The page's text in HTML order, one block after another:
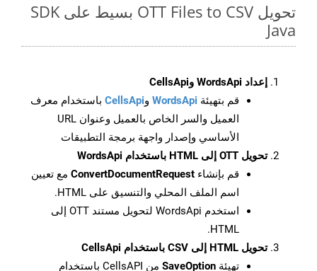
تحويل OTT Files to CSV بسيط على SDK
Java
إعداد WordsApi وCellsApi
قم بتهيئة WordsApi وCellsApi باستخدام معرف
العميل والسر الخاص بالعميل وعنوان URL
الأساسي وإصدار واجهة برمجة التطبيقات
تحويل OTT إلى HTML باستخدام WordsApi
قم بإنشاء ConvertDocumentRequest مع تعيين
اسم الملف المحلي والتنسيق على HTML.
استخدم WordsApi لتحويل مستند OTT إلى
HTML.
تحويل HTML إلى CSV باستخدام CellsApi
تهيئة SaveOption
من CellsAPI باستخدام